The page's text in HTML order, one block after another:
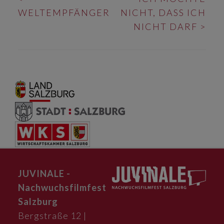
NAVIGATION
WELTEMPFÄNGER
NICHT, DASS ICH
NICHT DARF >
JUVINALE -
Nachwuchsfilmfest
Salzburg
Bergstraße 12 |